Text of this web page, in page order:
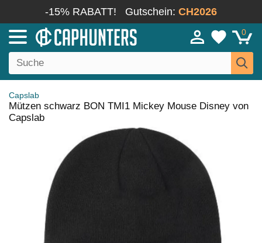
-15% RABATT! Gutschein: CH2026
0
Capslab
Mützen schwarz BON TMI1 Mickey Mouse Disney von
Capslab